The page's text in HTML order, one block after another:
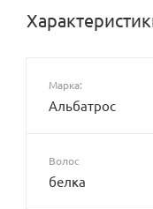
Марка:
Альбатрос
Волос
белка